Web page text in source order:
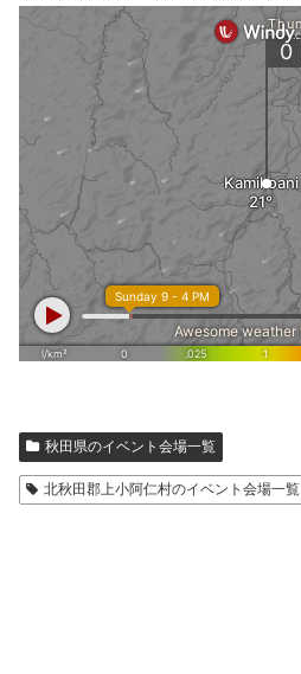
秋田県のイベント会場一覧
北秋田郡上小阿仁村のイベント会場一覧